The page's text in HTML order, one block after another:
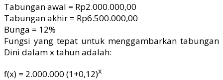
Tabungan awal = Rp2.000.000,00
Tabungan akhir = Rp6.500.000,00
Bunga = 12%
Fungsi yang tepat untuk menggambarkan tabungan
Dini dalam x tahun adalah:
f(x) = 2.000.000 (1+0,12)x